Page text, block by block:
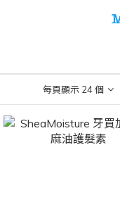
每頁顯示 24 個